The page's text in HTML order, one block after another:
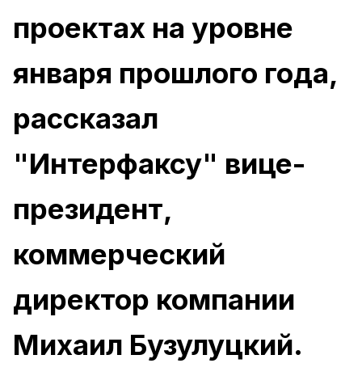
проектах на уровне
января прошлого года,
рассказал
"Интерфаксу" вице-
президент,
коммерческий
директор компании
Михаил Бузулуцкий.